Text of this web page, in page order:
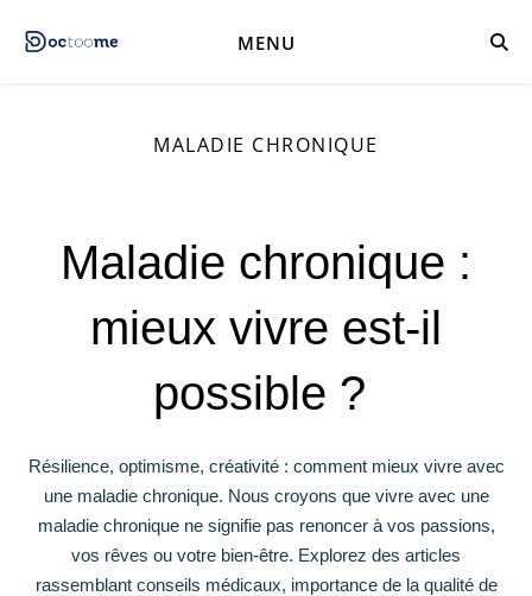
MENU
MALADIE CHRONIQUE
Maladie chronique :
mieux vivre est-il
possible ?
Résilience, optimisme, créativité : comment mieux vivre avec
une maladie chronique. Nous croyons que vivre avec une
maladie chronique ne signifie pas renoncer à vos passions,
vos rêves ou votre bien-être. Explorez des articles
rassemblant conseils médicaux, importance de la qualité de